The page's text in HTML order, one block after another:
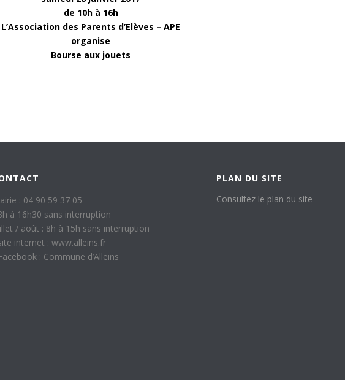
de 10h à 16h
L’Association des Parents d’Elèves – APE
organise
Bourse aux jouets
: 04 90 59 37 05
à 16h30 sans interruption
/ août : 8h à 15h sans interruption
internet : www.alleins.fr
: Commune d’Alleins
PLAN DU SITE
Consultez le plan du site